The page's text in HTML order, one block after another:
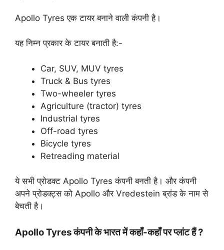
Apollo Tyres एक टायर बनाने वाली कंपनी है।
यह निम्न प्रकार के टायर बनाती है:-
Car, SUV, MUV tyres
Truck & Bus tyres
Two-wheeler tyres
Agriculture (tractor) tyres
Industrial tyres
Off-road tyres
Bicycle tyres
Retreading material
ये सभी प्रोडक्ट Apollo Tyres कंपनी बनती है। और कंपनी
अपने प्रोडक्ट्स को Apollo और Vredestein ब्रांड के नाम से
बेचती है।
Apollo Tyres कंपनी के भारत में कहाँ-कहाँ पर प्लांट हैं ?